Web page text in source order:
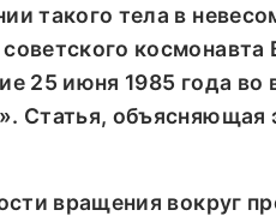
такого тела в
космонавта
25 июня 1985 года во
Статья, объясняющая
вращения вокруг